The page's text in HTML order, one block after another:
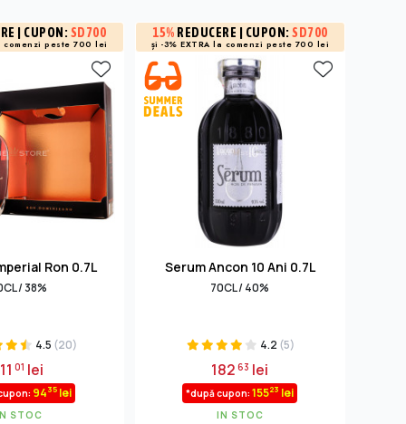
| CUPON: SD700
comenzi peste 700 lei
Ron 0.7L
/ 38%
4.5 (20)
01 lei
9435lei
STOC
15% REDUCERE | CUPON:SD700
și -3% EXTRA la comenzi peste 700 lei
Serum Ancon 10 Ani 0.7L
70CL / 40%
4.2 (5)
18263 lei
*după cupon:15523 lei
IN STOC